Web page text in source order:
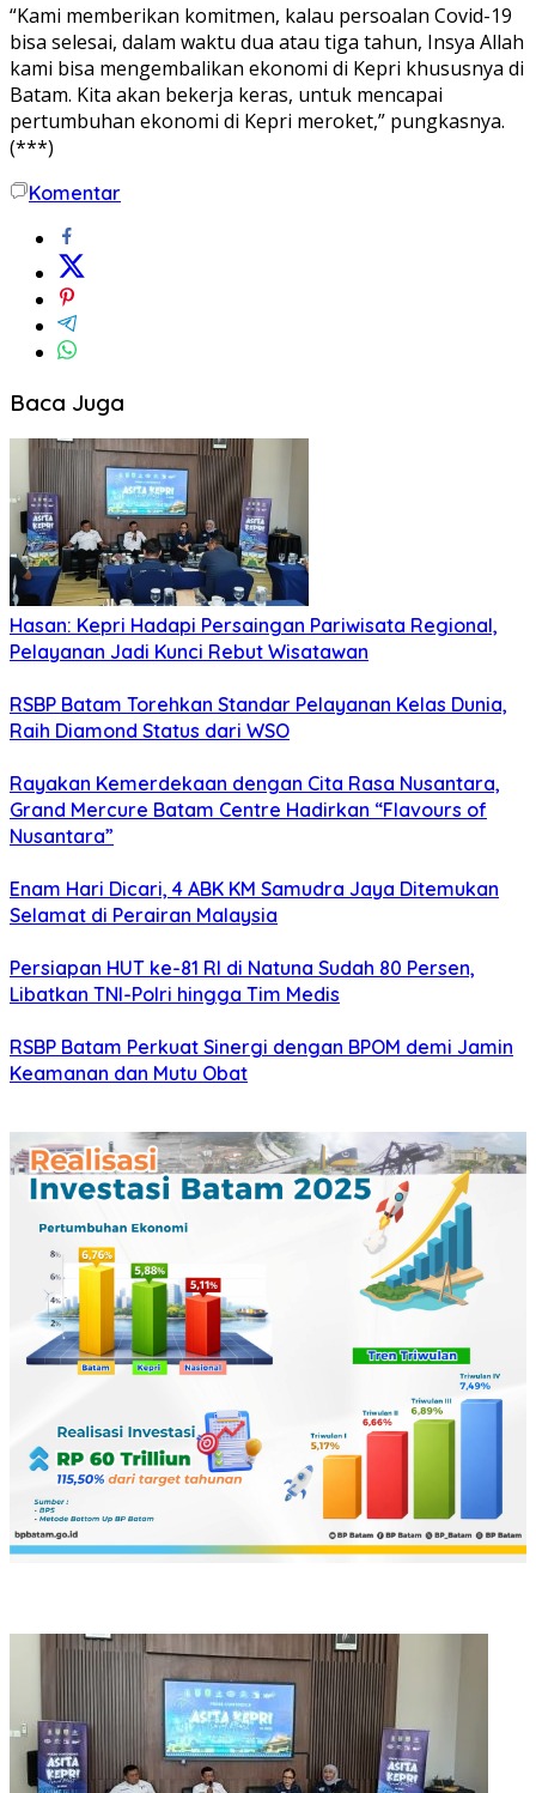
“Kami memberikan komitmen, kalau persoalan Covid-19
bisa selesai, dalam waktu dua atau tiga tahun, Insya Allah
kami bisa mengembalikan ekonomi di Kepri khususnya di
Batam. Kita akan bekerja keras, untuk mencapai
pertumbuhan ekonomi di Kepri meroket,” pungkasnya.
(***)
Komentar
Baca Juga
Hasan: Kepri Hadapi Persaingan Pariwisata Regional,
Pelayanan Jadi Kunci Rebut Wisatawan
RSBP Batam Torehkan Standar Pelayanan Kelas Dunia,
Raih Diamond Status dari WSO
Rayakan Kemerdekaan dengan Cita Rasa Nusantara,
Grand Mercure Batam Centre Hadirkan “Flavours of
Nusantara”
Enam Hari Dicari, 4 ABK KM Samudra Jaya Ditemukan
Selamat di Perairan Malaysia
Persiapan HUT ke-81 RI di Natuna Sudah 80 Persen,
Libatkan TNI-Polri hingga Tim Medis
RSBP Batam Perkuat Sinergi dengan BPOM demi Jamin
Keamanan dan Mutu Obat